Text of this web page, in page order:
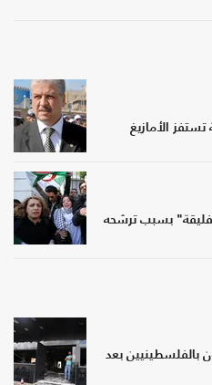
الأمازيغ
بسبب ترشحه
بالفلسطينيين بعد